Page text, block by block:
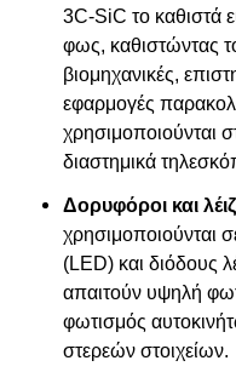
3C-SiC το καθιστά
φως, καθιστώντας
βιομηχανικές,
εφαρμογές
χρησιμοποιούνται
διαστημικά
Δορυφόροι και
χρησιμοποιούνται
(LED) και διόδους
απαιτούν υψηλή
φωτισμός
στερεών στοιχείων.